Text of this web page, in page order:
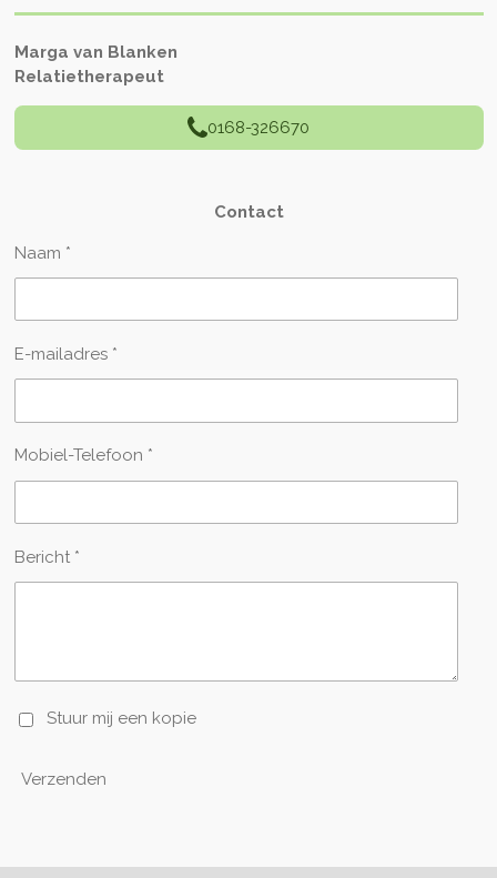
Marga van Blanken
Relatietherapeut
0168-326670
Contact
Naam *
E-mailadres *
Mobiel-Telefoon *
Bericht *
Stuur mij een kopie
Verzenden